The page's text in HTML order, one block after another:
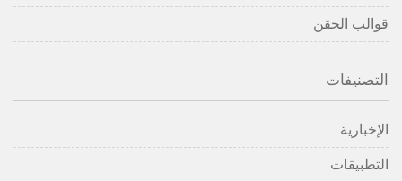
قوالب الحقن
التصنيفات
الإخبارية
التطبيقات